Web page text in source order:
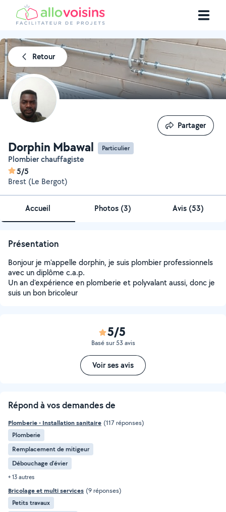
Retour
Dorphin Mbawal Particulier
Plombier chauffagiste
5/5
Brest (Le Bergot)
Partager
Partager
Accueil Photos (3) Avis (53)
Présentation
Bonjour je m'appelle dorphin, je suis plombier professionnels
avec un diplôme c.a.p.
Un an d'expérience en plomberie et polyvalant aussi, donc je
suis un bon bricoleur
5/5
Basé sur 53 avis
Voir ses avis
Répond à vos demandes de
Plomberie - Installation sanitaire (117 réponses)
Plomberie
Remplacement de mitigeur
Débouchage d'évier
+ 13 autres
Bricolage et multi services (9 réponses)
Petits travaux